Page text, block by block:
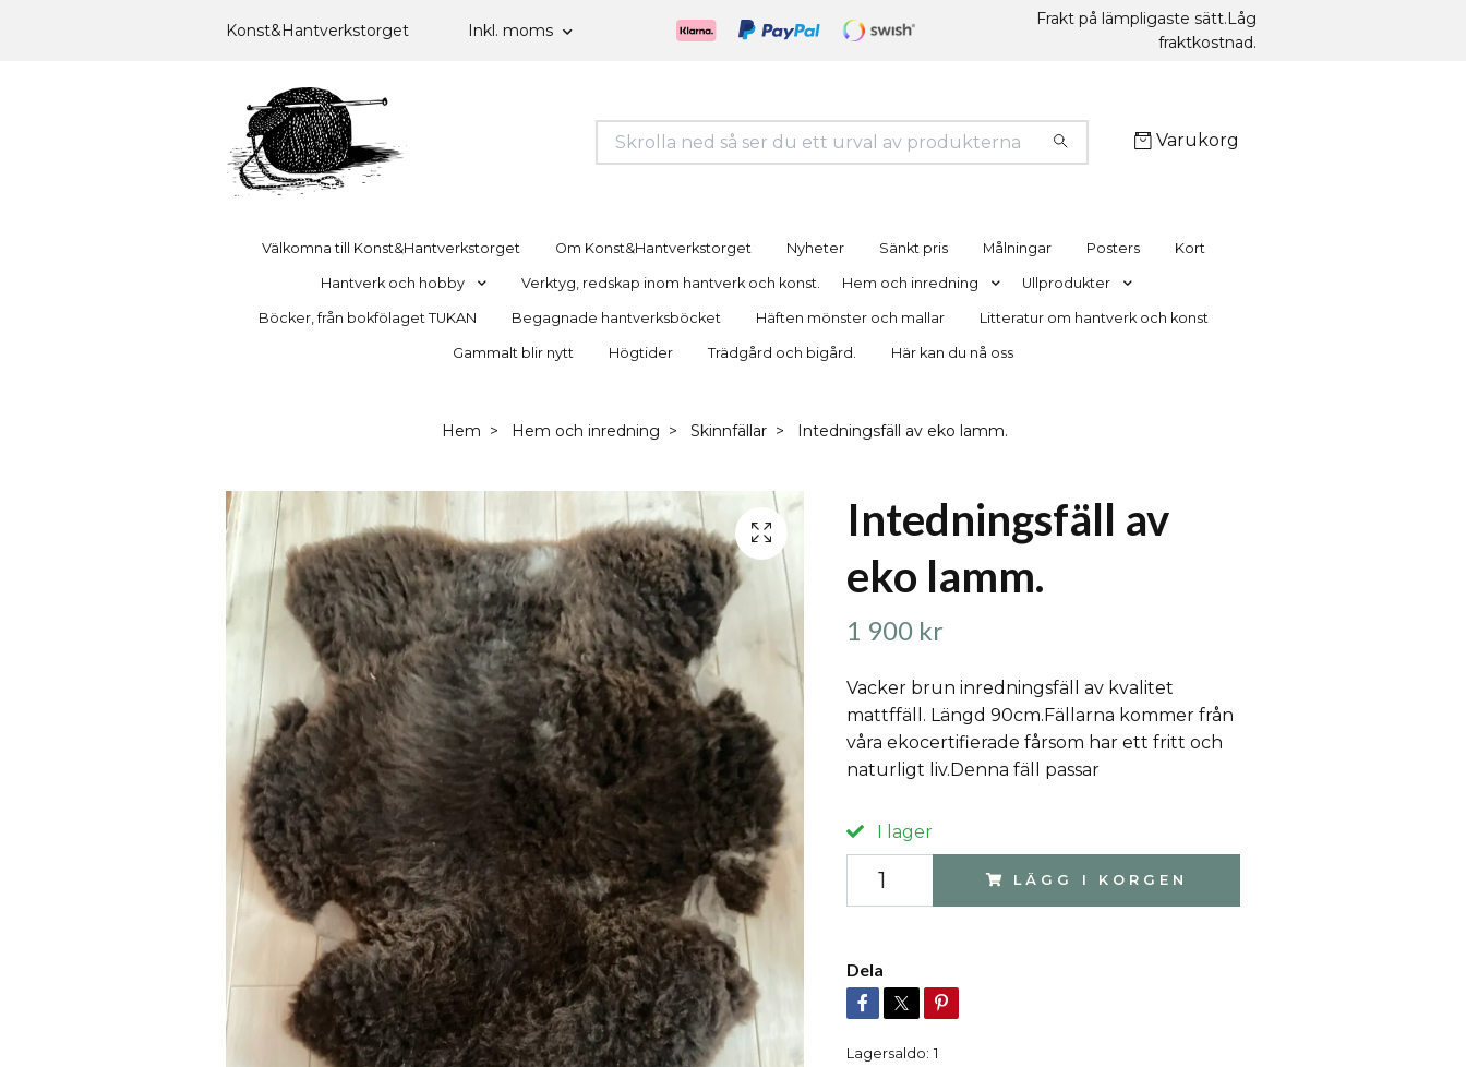
Konst&Hantverkstorget Inkl. moms
Frakt på lämpligaste sätt.Låg
fraktkostnad.
Varukorg
Välkomna till Konst&Hantverkstorget Om Konst&Hantverkstorget Nyheter Sänkt pris Målningar Posters Kort
Hantverk och hobby Verktyg, redskap inom hantverk och konst. Hem och inredning Ullprodukter
Böcker, från bokfölaget TUKAN Begagnade hantverksböcket Häften mönster och mallar Litteratur om hantverk och konst
Gammalt blir nytt Högtider Trädgård och bigård. Här kan du nå oss
Hem Hem och inredning Skinnfällar Intedningsfäll av eko lamm.
Intedningsfäll av
eko lamm.
1 900 kr
Vacker brun inredningsfäll av kvalitet
mattffäll. Längd 90cm.Fällarna kommer från
våra ekocertifierade fårsom har ett fritt och
naturligt liv.Denna fäll passar
I lager
LÄGG I KORGEN
Dela
Lagersaldo: 1